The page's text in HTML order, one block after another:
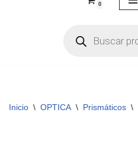
0
Inicio \ OPTICA \ Prismáticos \